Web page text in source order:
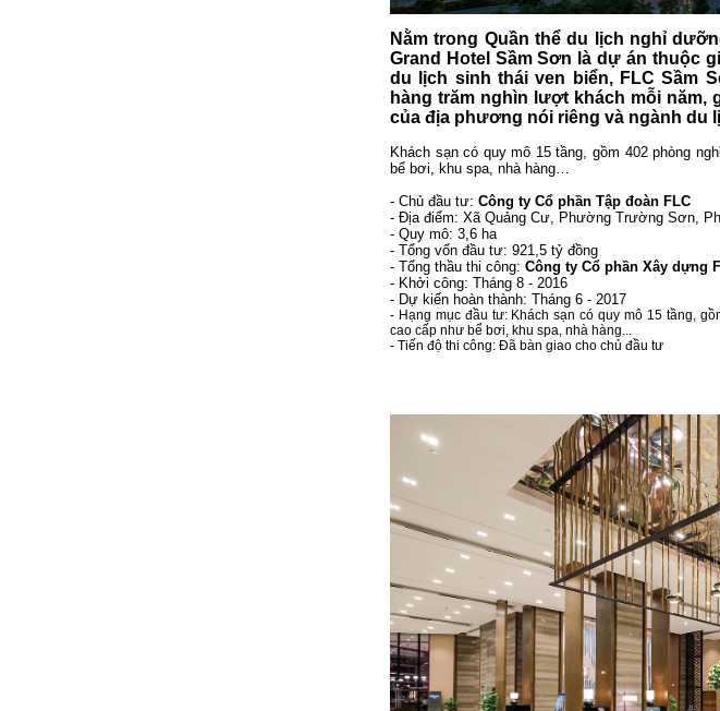
Nằm trong Quần thể du lịch nghỉ
Grand Hotel Sầm Sơn là dự án thuộc
du lịch sinh thái ven biển, FLC Sầm
hàng trăm nghìn lượt khách mỗi năm,
của địa phương nói riêng và ngành du
Khách sạn có quy mô 15 tầng, gồm 402 phòng
bể bơi, khu spa, nhà hàng…
- Chủ đầu tư: Công ty Cổ phần Tập đoàn FLC
- Địa điểm: Xã Quảng Cư, Phường Trường Sơn,
- Quy mô: 3,6 ha
- Tổng vốn đầu tư: 921,5 tỷ đồng
- Tổng thầu thi công: Công ty Cổ phần Xây dựng
- Khởi công: Tháng 8 - 2016
- Dự kiến hoàn thành: Tháng 6 - 2017
- Hạng mục đầu tư: Khách sạn có quy mô 15 tầng,
cao cấp như bể bơi, khu spa, nhà hàng...
- Tiến độ thi công: Đã bàn giao cho chủ đầu tư